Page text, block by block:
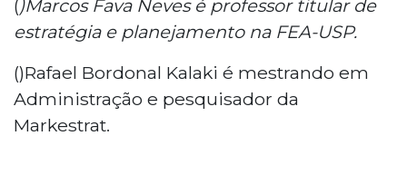
()Marcos Fava Neves é professor titular de
estratégia e planejamento na FEA-USP.
()Rafael Bordonal Kalaki é mestrando em
Administração e pesquisador da
Markestrat.